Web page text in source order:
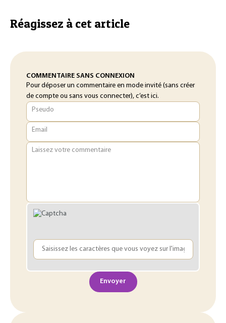
Réagissez à cet article
COMMENTAIRE SANS CONNEXION
Pour déposer un commentaire en mode invité (sans créer
de compte ou sans vous connecter), c’est ici.
Pseudo
Email
Laissez votre commentaire
Envoyer